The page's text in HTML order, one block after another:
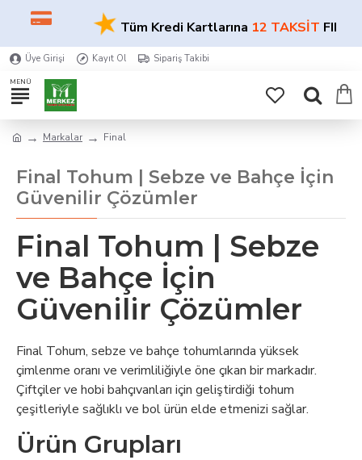
★Tüm Kredi Kartlarına12 TAKSİT
Üye Girişi Kayıt Ol Sipariş Takibi
Markalar Final
Final Tohum | Sebze ve Bahçe İçin
Güvenilir Çözümler
Final Tohum | Sebze
ve Bahçe İçin
Güvenilir Çözümler
Final Tohum, sebze ve bahçe tohumlarında yüksek
çimlenme oranı ve verimliliğiyle öne çıkan bir markadır.
Çiftçiler ve hobi bahçıvanları için geliştirdiği tohum
çeşitleriyle sağlıklı ve bol ürün elde etmenizi sağlar.
Ürün Grupları